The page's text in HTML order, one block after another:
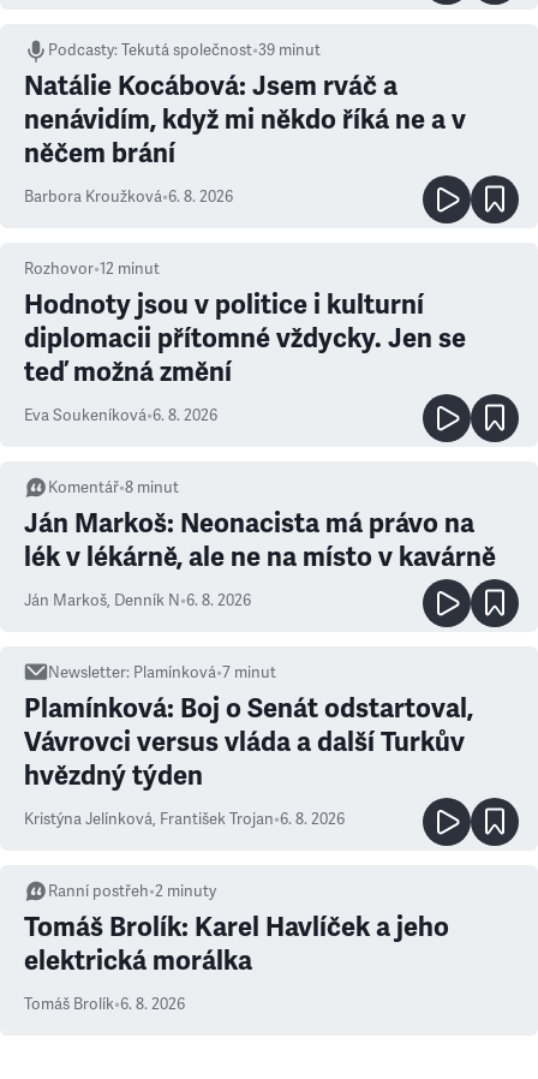
Podcasty:Tekutá společnost•39 minut
Natálie Kocábová: Jsem rváč a
nenávidím, když mi někdo říká ne a v
něčem brání
Barbora Kroužková•6. 8. 2026
Rozhovor•12 minut
Hodnoty jsou v politice i kulturní
diplomacii přítomné vždycky. Jen se
teď možná změní
Eva Soukeníková•6. 8. 2026
Komentář•8 minut
Ján Markoš: Neonacista má právo na
lék v lékárně, ale ne na místo v kavárně
Ján Markoš, Denník N•6. 8. 2026
Newsletter: Plamínková•7 minut
Plamínková: Boj o Senát odstartoval,
Vávrovci versus vláda a další Turkův
hvězdný týden
Kristýna Jelínková, František Trojan•6. 8. 2026
Ranní postřeh•2 minuty
Tomáš Brolík: Karel Havlíček a jeho
elektrická morálka
Tomáš Brolík•6. 8. 2026